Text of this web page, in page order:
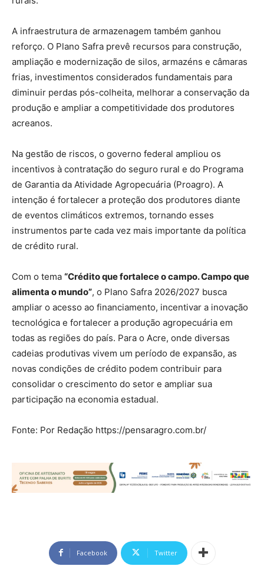
A infraestrutura de armazenagem também ganhou
reforço. O Plano Safra prevê recursos para construção,
ampliação e modernização de silos, armazéns e câmaras
frias, investimentos considerados fundamentais para
diminuir perdas pós-colheita, melhorar a conservação da
produção e ampliar a competitividade dos produtores
acreanos.
Na gestão de riscos, o governo federal ampliou os
incentivos à contratação do seguro rural e do Programa
de Garantia da Atividade Agropecuária (Proagro). A
intenção é fortalecer a proteção dos produtores diante
de eventos climáticos extremos, tornando esses
instrumentos parte cada vez mais importante da política
de crédito rural.
Com o tema “Crédito que fortalece o campo. Campo que
alimenta o mundo”, o Plano Safra 2026/2027 busca
ampliar o acesso ao financiamento, incentivar a inovação
tecnológica e fortalecer a produção agropecuária em
todas as regiões do país. Para o Acre, onde diversas
cadeias produtivas vivem um período de expansão, as
novas condições de crédito podem contribuir para
consolidar o crescimento do setor e ampliar sua
participação na economia estadual.
Fonte: Por Redação https://pensaragro.com.br/
Facebook Twitter